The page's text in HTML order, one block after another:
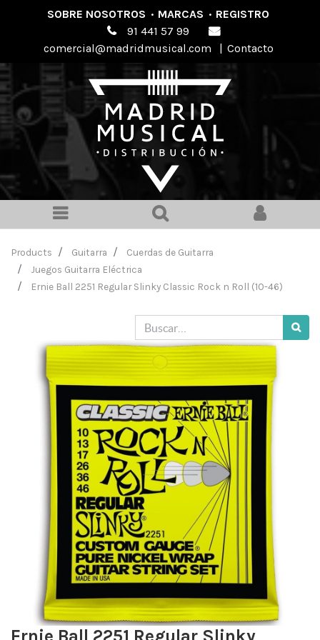
SOBRE NOSOTROS · MARCAS · REGISTRO
91 441 57 99
comercial@madridmusical.com
| Contacto
Products Guitarra
Cuerdas de Guitarra
Juegos Guitarra Eléctrica
Ernie Ball 2251 Regular Slinky Classic Rock n Roll (10-46)